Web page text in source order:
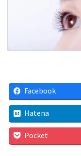
Facebook
Hatena
Pocket